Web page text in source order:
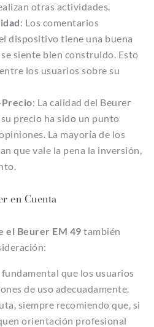
otras actividades.
: Los comentarios
dispositivo tiene una buena
siente bien construido. Esto
los usuarios sobre su
Precio: La calidad del Beurer
precio ha sido un punto
La mayoría de los
que vale la pena la inversión,
en Cuenta
el Beurer EM 49 también
fundamental que los usuarios
de uso adecuadamente.
siempre recomiendo que, si
orientación profesional